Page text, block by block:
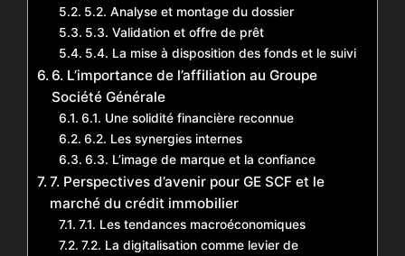
5.2. Analyse et montage du dossier
5.3. Validation et offre de prêt
5.4. La mise à disposition des fonds et le suivi
6. L’importance de l’affiliation au Groupe
Société Générale
6.1. Une solidité financière reconnue
6.2. Les synergies internes
6.3. L’image de marque et la confiance
7. Perspectives d’avenir pour GE SCF et le
marché du crédit immobilier
7.1. Les tendances macroéconomiques
7.2. La digitalisation comme levier de